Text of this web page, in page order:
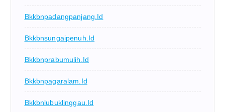
Bkkbnpadangpanjang.id
Bkkbnsungaipenuh.id
Bkkbnprabumulih.id
Bkkbnpagaralam.id
Bkkbnlubuklinggau.id